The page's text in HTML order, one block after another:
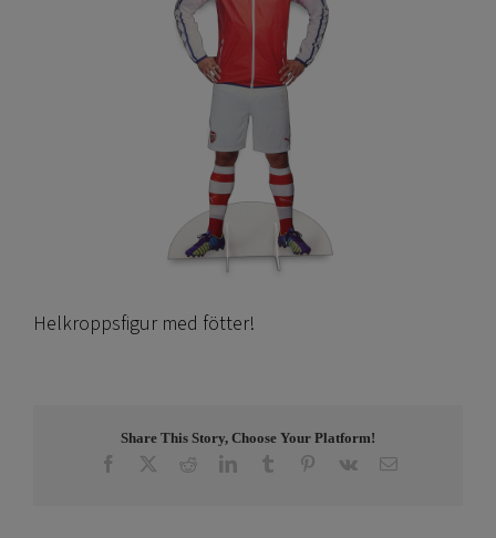
Helkroppsfigur med fötter!
Share This Story, Choose Your Platform!
Facebook RedditLinkedInTumblr Pinterest
Vk E-